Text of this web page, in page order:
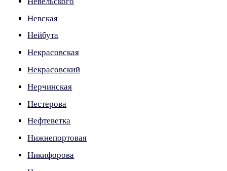
Невская
Нейбута
Некрасовская
Некрасовский
Нерчинская
Нестерова
Нефтеветка
Нижнепортовая
Никифорова